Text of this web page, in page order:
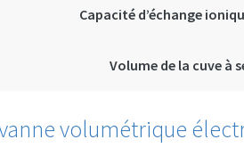
Capacité d’échange
Volume de la cuve à
volumétrique